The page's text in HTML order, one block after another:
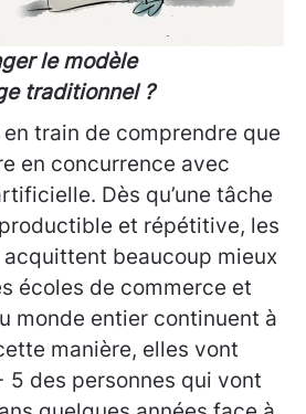
le modèle
traditionnel ?
train de comprendre que
en concurrence avec
Dès qu’une tâche
et répétitive, les
acquittent beaucoup mieux
écoles de commerce et
monde entier continuent à
manière, elles vont
5 des personnes qui vont